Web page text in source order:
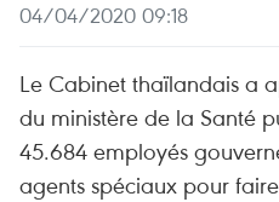
04/04/2020 09:18
Le Cabinet thaïlandais a
du ministère de la Santé
45.684 employés
agents spéciaux pour